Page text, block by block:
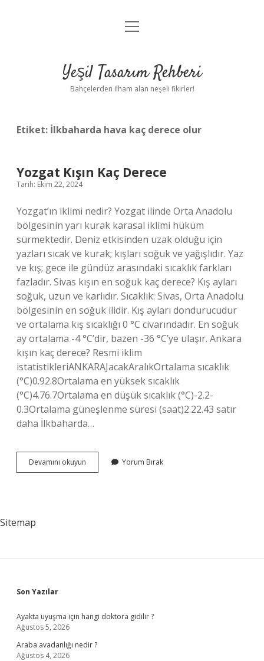
Anasayfa
Yasal Uyarı
menüyü
Yeşil Tasarım Rehberi
Bahçelerden ilham alan neşeli fikirler!
Etiket: İlkbaharda hava kaç derece olur
Yozgat Kışın Kaç Derece
Tarih: Ekim 22, 2024
Yozgat’ın iklimi nedir? Yozgat ilinde Orta Anadolu
bölgesinin yarı kurak karasal iklimi hüküm
sürmektedir. Deniz etkisinden uzak olduğu için
yazları sıcak ve kurak; kışları soğuk ve yağışlıdır. Yaz
ve kış; gece ile gündüz arasındaki sıcaklık farkları
fazladır. Sivas kışın en soğuk kaç derece? Kış ayları
soğuk, uzun ve karlıdır. Sıcaklık: Sivas, Orta Anadolu
bölgesinin en soğuk ilidir. Kış ayları dondurucudur
ve ortalama kış sıcaklığı 0 °C civarındadır. En soğuk
ay ortalama -4 °C’dir, bazen -36 °C’ye ulaşır. Ankara
kışın kaç derece? Resmi iklim
istatistikleriANKARAJacakAralıkOrtalama sıcaklık
(°C)0.92.8Ortalama en yüksek sıcaklık
(°C)4.76.7Ortalama en düşük sıcaklık (°C)-2.2-
0.3Ortalama güneşlenme süresi (saat)2.22.43 satır
daha İlkbaharda…
Devamını okuyun
Kışın
Yorum Bırak
Sitemap
Sidebar
Son Yazılar
Ayakta uyuşma için hangi doktora gidilir ?
Ağustos 5, 2026
Araba avadanlığı nedir ?
Ağustos 4, 2026